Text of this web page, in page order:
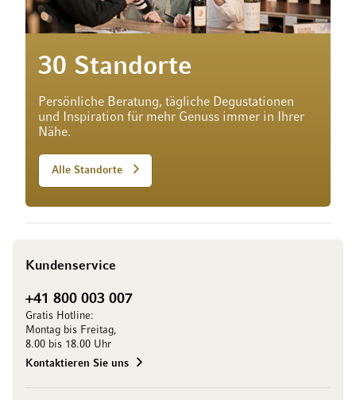
30 Standorte
Persönliche Beratung, tägliche Degustationen
und Inspiration für mehr Genuss immer in Ihrer
Nähe.
Alle Standorte
Kundenservice
+41 800 003 007
Gratis Hotline:
Montag bis Freitag,
8.00 bis 18.00 Uhr
Kontaktieren Sie uns